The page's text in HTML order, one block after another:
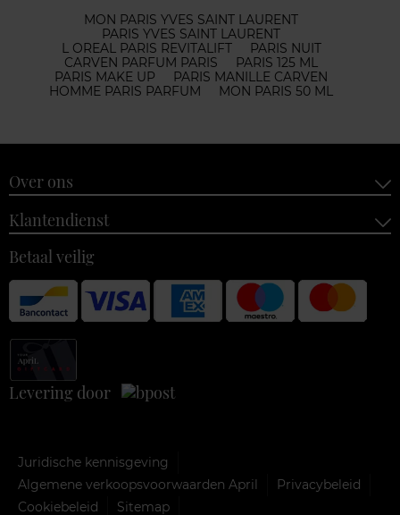
MON PARIS YVES SAINT LAURENT
PARIS YVES SAINT LAURENT
L OREAL PARIS REVITALIFT
PARIS NUIT
CARVEN PARFUM PARIS
PARIS 125 ML
PARIS MAKE UP
PARIS MANILLE CARVEN
HOMME PARIS PARFUM
MON PARIS 50 ML
Over ons
Klantendienst
Betaal veilig
Levering door
Juridische kennisgeving
Algemene verkoopsvoorwaarden April
Privacybeleid
Cookiebeleid
Sitemap